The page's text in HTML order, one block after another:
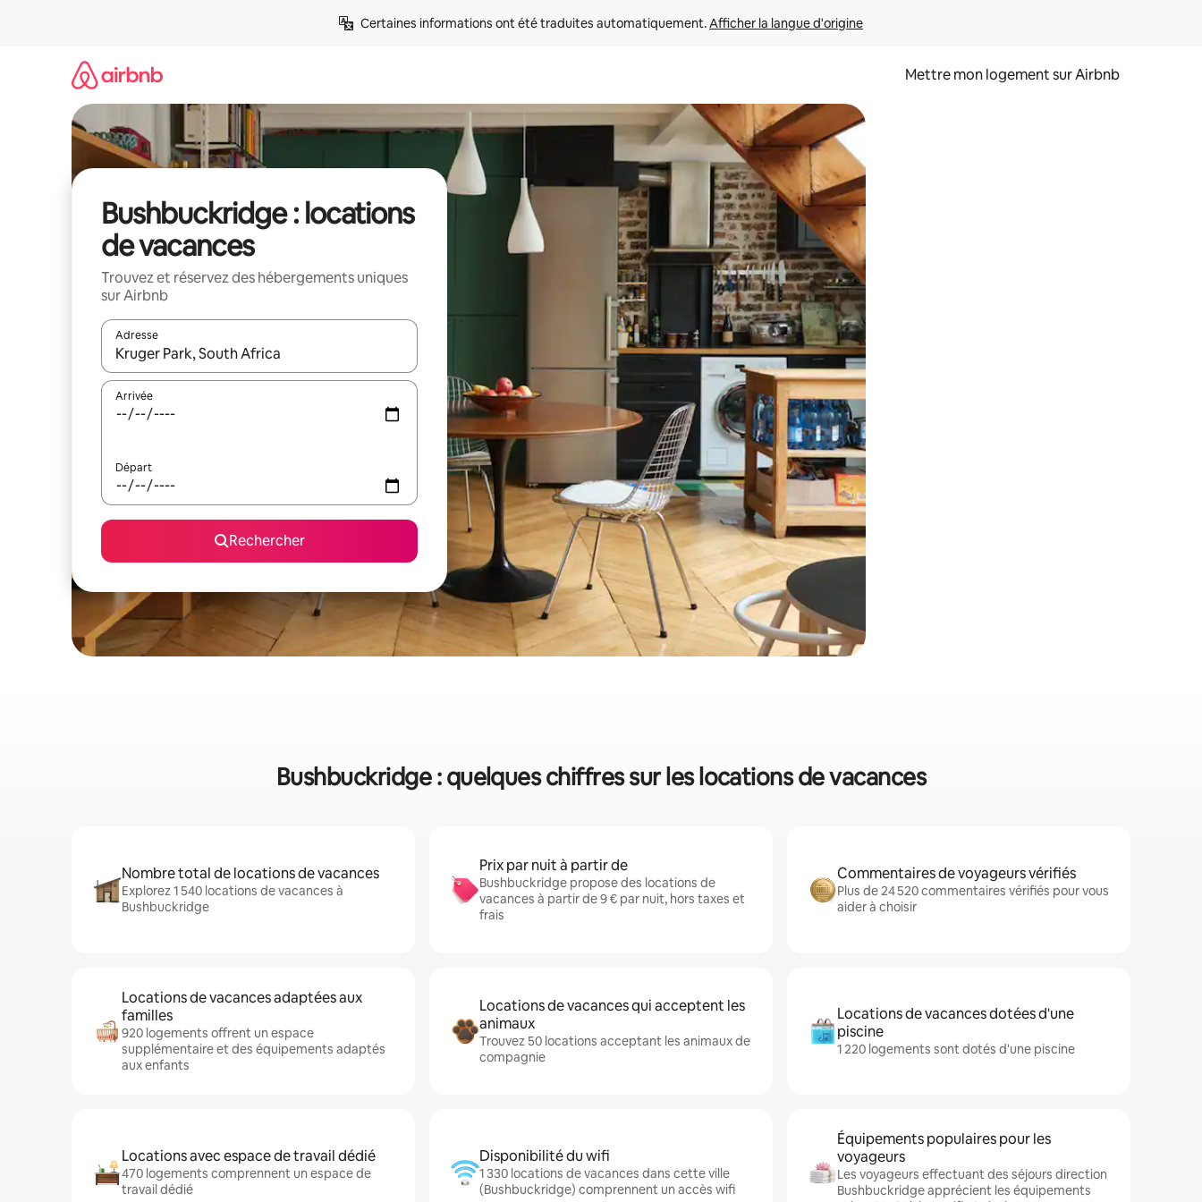
Certaines informations ont été traduites automatiquement. Afficher la langue d'origine
Mettre mon logement sur Airbnb
Bushbuckridge : locations
de vacances
Trouvez et réservez des hébergements uniques
sur Airbnb
Adresse
Lorsque les résultats s'affichent, utilisez les flèches vers le haut et vers le bas pour les parcourir ou en appuyant et en faisant glisser.
Arrivée
Départ
Rechercher
Bushbuckridge : quelques chiffres sur les locations de vacances
Nombre total de locations de vacances
Explorez 1 540 locations de vacances à
Bushbuckridge
Prix par nuit à partir de
Bushbuckridge propose des locations de
vacances à partir de 9 € par nuit, hors taxes et
frais
Commentaires de voyageurs vérifiés
Plus de 24 520 commentaires vérifiés pour vous
aider à choisir
Locations de vacances adaptées aux
familles
920 logements offrent un espace
supplémentaire et des équipements adaptés
aux enfants
Locations de vacances qui acceptent les
animaux
Trouvez 50 locations acceptant les animaux de
compagnie
Locations de vacances dotées d'une
piscine
1 220 logements sont dotés d'une piscine
Locations avec espace de travail dédié
470 logements comprennent un espace de
travail dédié
Disponibilité du wifi
1 330 locations de vacances dans cette ville
(Bushbuckridge) comprennent un accès wifi
Équipements populaires pour les
voyageurs
Les voyageurs effectuant des séjours direction
Bushbuckridge apprécient les équipements